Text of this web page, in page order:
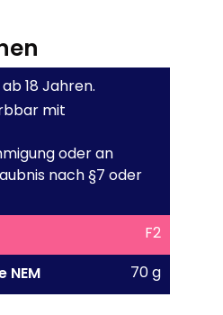
18 Jahren.
mit
oder an
nach §7 oder
F2
NEM
70 g